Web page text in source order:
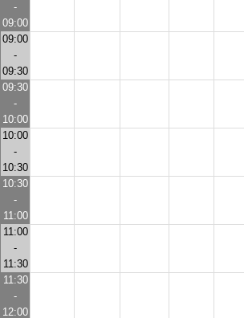
-
09:00
09:00
-
09:30
09:30
-
10:00
10:00
-
10:30
10:30
-
11:00
11:00
-
11:30
11:30
-
12:00